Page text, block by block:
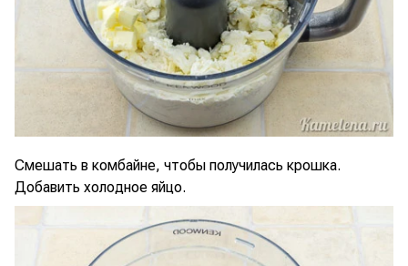
Смешать в комбайне, чтобы получилась крошка.
Добавить холодное яйцо.